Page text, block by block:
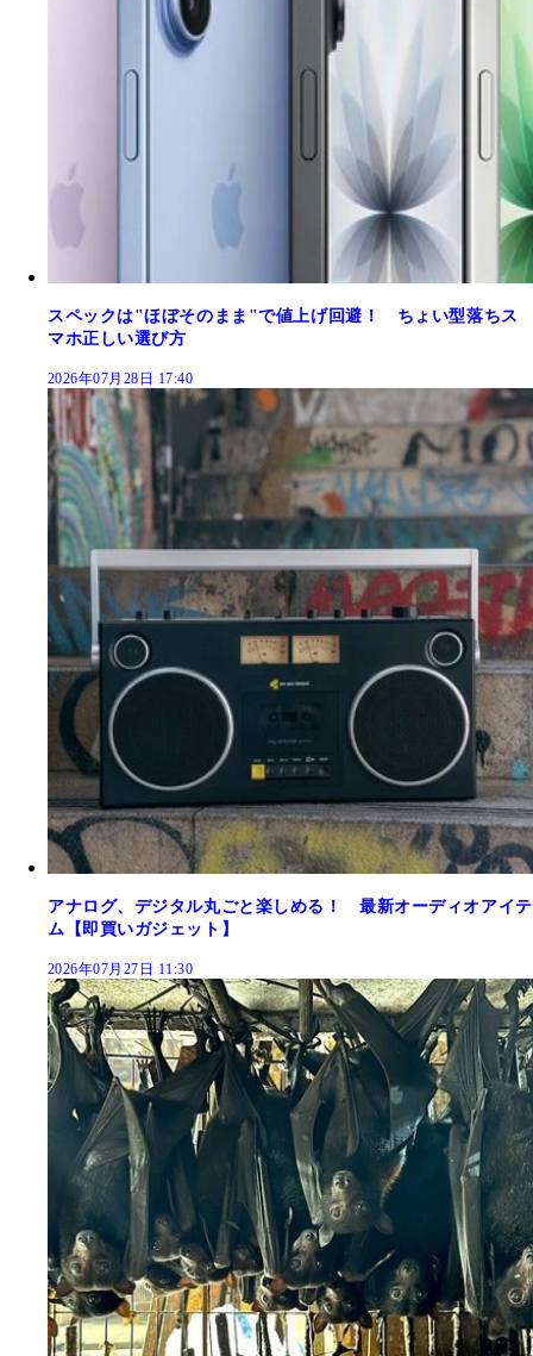
スペックは"ほぼそのまま"で値上げ回避！ ちょい型落ちス
マホ正しい選び方
2026年07月28日 17:40
アナログ、デジタル丸ごと楽しめる！ 最新オーディオアイテ
ム【即買いガジェット】
2026年07月27日 11:30